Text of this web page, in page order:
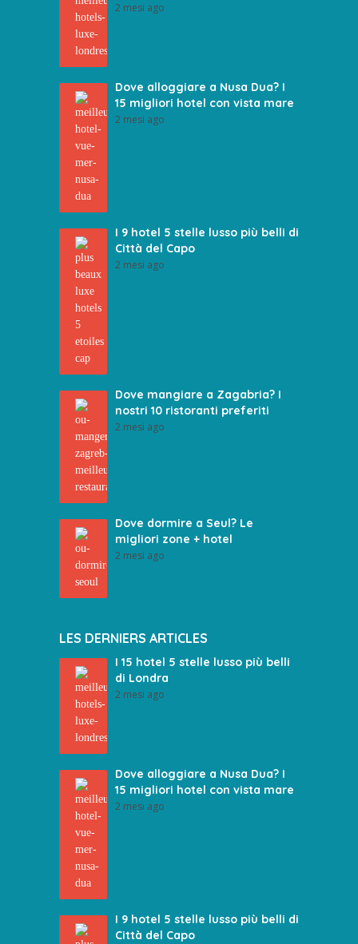
2 mesi ago
Dove alloggiare a Nusa Dua? I
15 migliori hotel con vista mare
2 mesi ago
I 9 hotel 5 stelle lusso più belli di
Città del Capo
2 mesi ago
Dove mangiare a Zagabria? I
nostri 10 ristoranti preferiti
2 mesi ago
Dove dormire a Seul? Le
migliori zone + hotel
2 mesi ago
LES DERNIERS ARTICLES
I 15 hotel 5 stelle lusso più belli
di Londra
2 mesi ago
Dove alloggiare a Nusa Dua? I
15 migliori hotel con vista mare
2 mesi ago
I 9 hotel 5 stelle lusso più belli di
Città del Capo